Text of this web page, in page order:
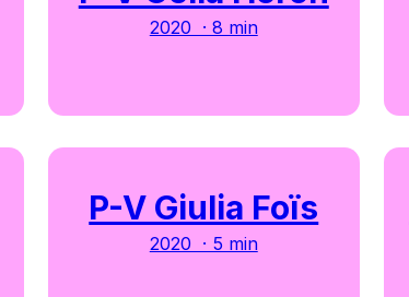
2020 · 8 min
P-V Giulia Foïs
2020 · 5 min